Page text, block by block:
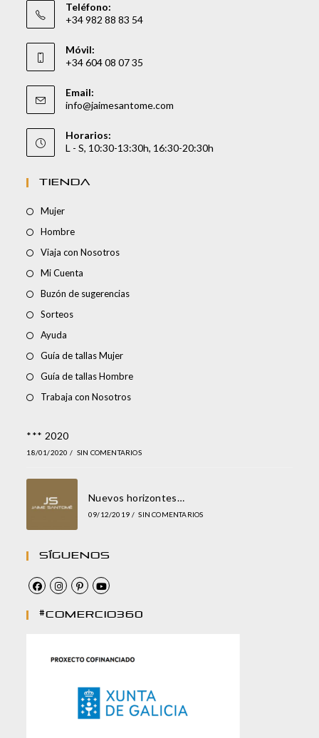
Teléfono:
+34 982 88 83 54
Móvil:
+34 604 08 07 35
Email:
info@jaimesantome.com
Horarios:
L - S, 10:30-13:30h, 16:30-20:30h
TIENDA
Mujer
Hombre
Viaja con Nosotros
Mi Cuenta
Buzón de sugerencias
Sorteos
Ayuda
Guía de tallas Mujer
Guía de tallas Hombre
Trabaja con Nosotros
*** 2020
18/01/2020 / SIN COMENTARIOS
Nuevos horizontes…
09/12/2019 / SIN COMENTARIOS
Síguenos
#comercio360